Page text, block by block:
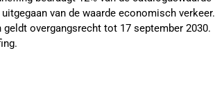
van de waarde economisch verkeer.
overgangsrecht tot 17 september 2030.